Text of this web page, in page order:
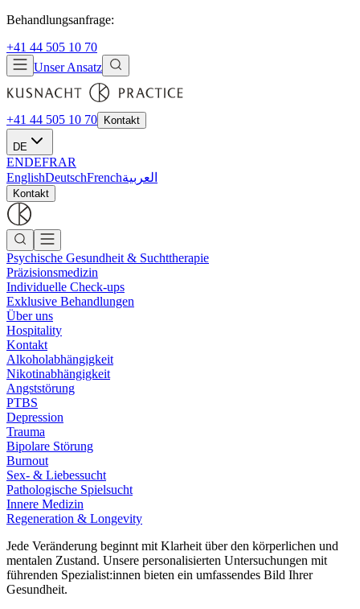
Behandlungsanfrage:
+41 44 505 10 70
Unser Ansatz
+41 44 505 10 70 Kontakt
DE
ENDEFRAR
EnglishDeutschFrenchالعربية
Kontakt
Psychische Gesundheit & Suchttherapie
Präzisionsmedizin
Individuelle Check-ups
Exklusive Behandlungen
Über uns
Hospitality
Kontakt
Alkoholabhängigkeit
Nikotinabhängigkeit
Angststörung
PTBS
Depression
Trauma
Bipolare Störung
Burnout
Sex- & Liebessucht
Pathologische Spielsucht
Innere Medizin
Regeneration & Longevity
Jede Veränderung beginnt mit Klarheit über den körperlichen und
mentalen Zustand. Unsere personalisierten Untersuchungen mit
führenden Spezialist:innen bieten ein umfassendes Bild Ihrer
Gesundheit.